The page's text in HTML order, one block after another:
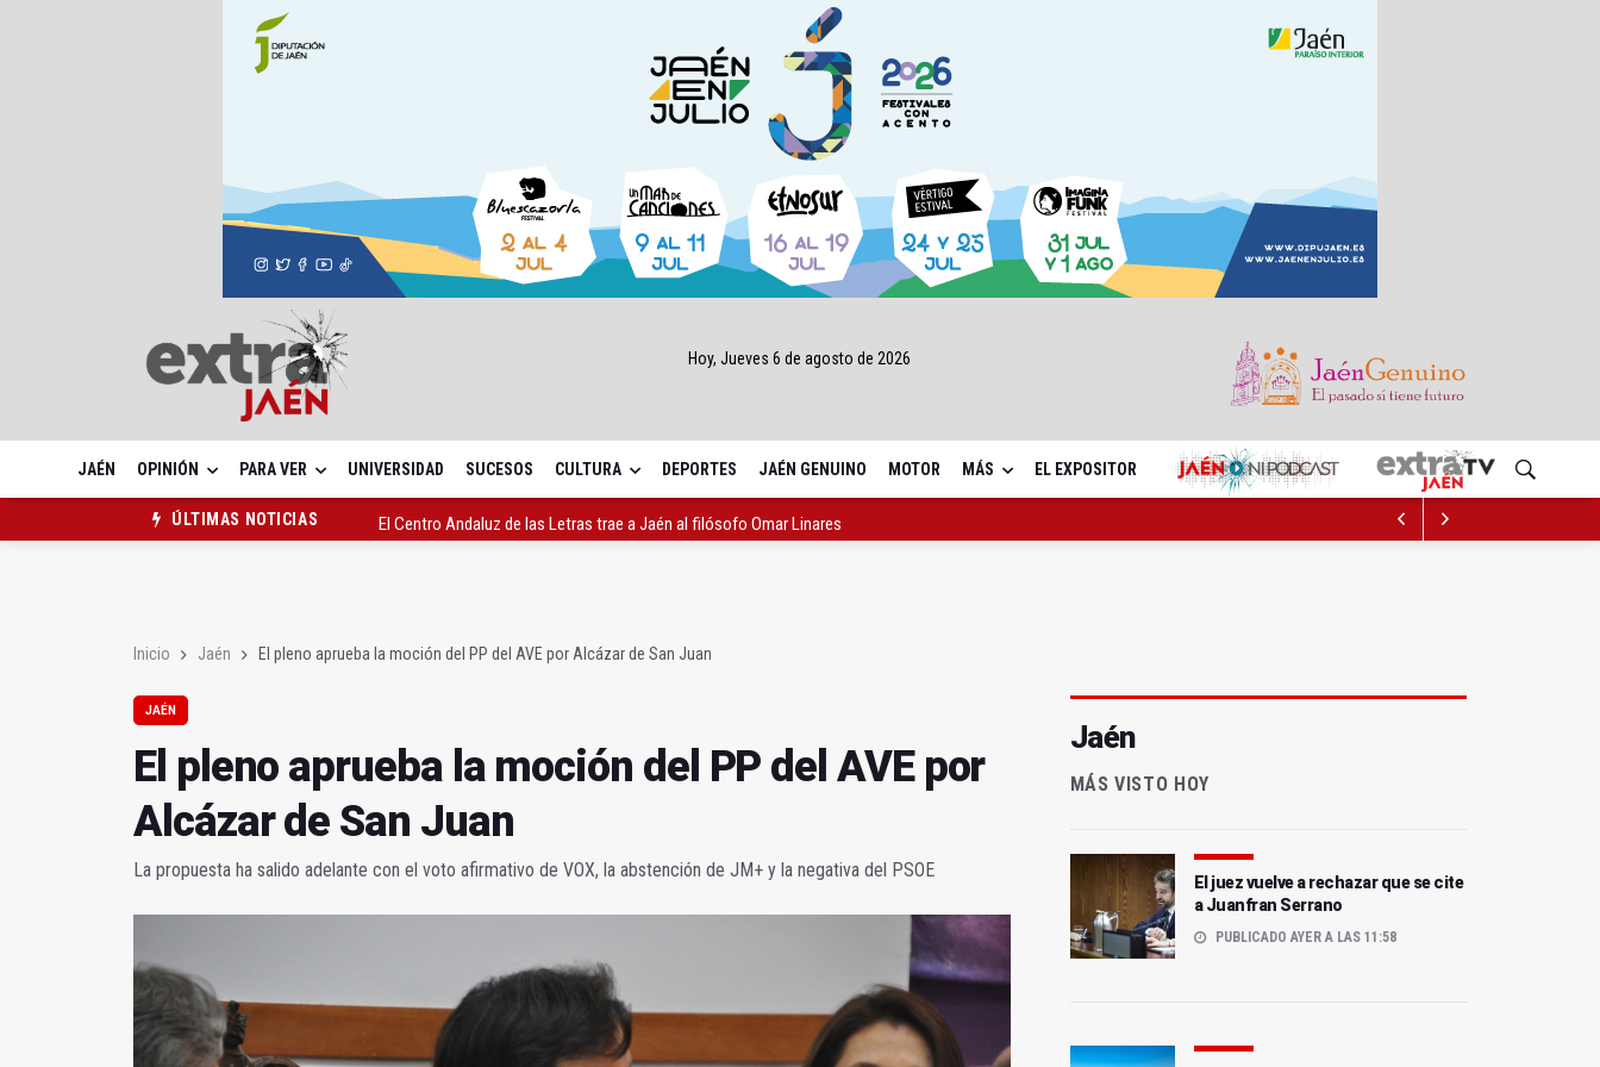
Hoy, Jueves 6 de agosto de 2026
JAÉN OPINIÓN PARA VER UNIVERSIDAD SUCESOS CULTURA DEPORTES JAÉN GENUINO MOTOR MÁS EL EXPOSITOR
ÚLTIMAS NOTICIAS
El Centro Andaluz de las Letras trae a Jaén al filósofo Omar Linares
Inicio Jaén El pleno aprueba la moción del PP del AVE por Alcázar de San Juan
JAÉN
El pleno aprueba la moción del PP del AVE por
Alcázar de San Juan
La propuesta ha salido adelante con el voto afirmativo de VOX, la abstención de JM+ y la negativa del PSOE
Jaén
MÁS VISTO HOY
El juez vuelve a rechazar que se cite
a Juanfran Serrano
PUBLICADO AYER A LAS 11:58